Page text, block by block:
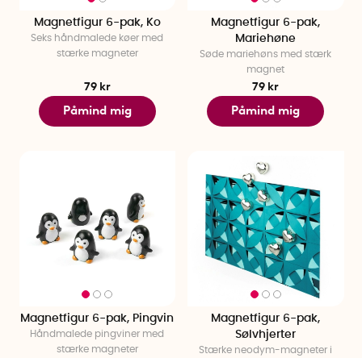
Magnetfigur 6-pak, Ko
Seks håndmalede køer med
stærke magneter
79 kr
Påmind mig
Magnetfigur 6-pak,
Mariehøne
Søde mariehøns med stærk
magnet
79 kr
Påmind mig
Magnetfigur 6-pak, Pingvin
Håndmalede pingviner med
stærke magneter
Magnetfigur 6-pak,
Sølvhjerter
Stærke neodym-magneter i